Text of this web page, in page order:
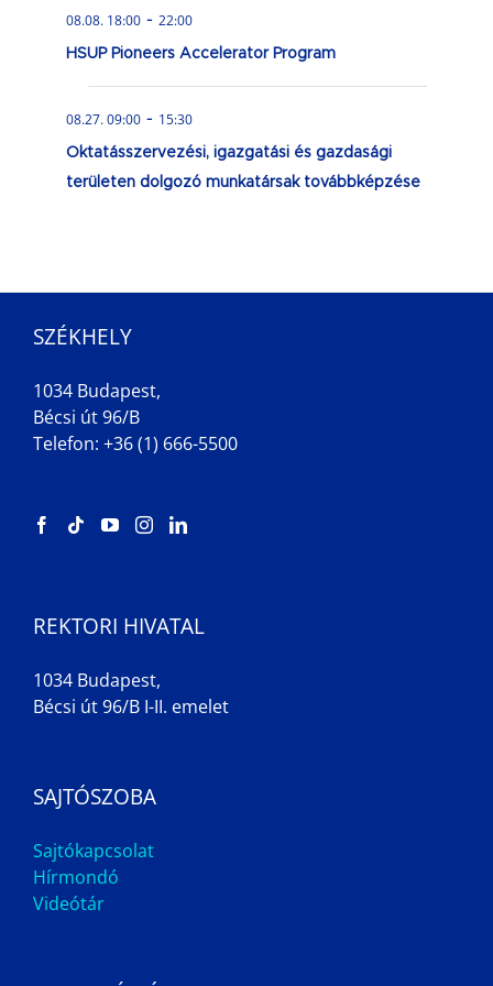
08.08. 18:00 - 22:00
HSUP Pioneers Accelerator Program
08.27. 09:00 - 15:30
Oktatásszervezési, igazgatási és gazdasági
területen dolgozó munkatársak továbbképzése
SZÉKHELY
1034 Budapest,
Bécsi út 96/B
Telefon: +36 (1) 666-5500
REKTORI HIVATAL
1034 Budapest,
Bécsi út 96/B I-II. emelet
SAJTÓSZOBA
Sajtókapcsolat
Hírmondó
Videótár